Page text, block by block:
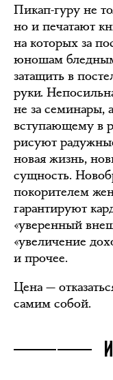
Пикап-гуру не
но и печатают
на которых за
юношам
затащить в
руки.
не за семинары,
вступающему в
рисуют
новая жизнь,
сущность.
покорителем
гарантируют
«уверенный
«увеличение
и прочее.
Цена —
самим собой.